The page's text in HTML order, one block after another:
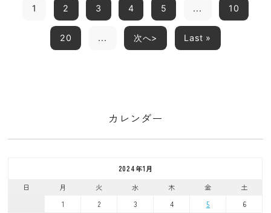
1 2 3 4 5 ... 10
20 ... 次へ> Last »
カレンダー
2024年1月
日
月 火 水 木 金 土
1 2 3 4 5
6